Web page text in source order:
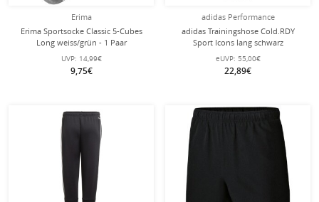
Erima
Erima Sportsocke Classic 5-Cubes
Long weiss/grün - 1 Paar
UVP: 14,99€
9,75€
adidas Performance
adidas Trainingshose Cold.RDY
Sport Icons lang schwarz
Jungen/Mädchen
eUVP: 55,00€
22,89€